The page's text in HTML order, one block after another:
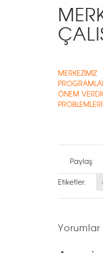
ÖNEM
Paylaş:
Etiketler:
Yorumlar